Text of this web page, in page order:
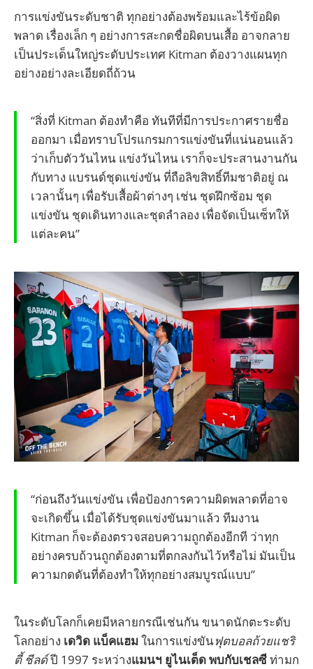
การแข่งขันระดับชาติ ทุกอย่างต้องพร้อมและไร้ข้อผิด
พลาด เรื่องเล็ก ๆ อย่างการสะกดชื่อผิดบนเสื้อ อาจกลาย
เป็นประเด็นใหญ่ระดับประเทศ Kitman ต้องวางแผนทุก
อย่างอย่างละเอียดถี่ถ้วน
“สิ่งที่ Kitman ต้องทำคือ ทันทีที่มีการประกาศรายชื่อ
ออกมา เมื่อทราบโปรแกรมการแข่งขันที่แน่นอนแล้ว
ว่าเก็บตัววันไหน แข่งวันไหน เราก็จะประสานงานกัน
กับทาง แบรนด์ชุดแข่งขัน ที่ถือลิขสิทธิ์ทีมชาติอยู่ ณ
เวลานั้นๆ เพื่อรับเสื้อผ้าต่างๆ เช่น ชุดฝึกซ้อม ชุด
แข่งขัน ชุดเดินทางและชุดลำลอง เพื่อจัดเป็นเซ็ทให้
แต่ละคน”
“ก่อนถึงวันแข่งขัน เพื่อป้องการความผิดพลาดที่อาจ
จะเกิดขึ้น เมื่อได้รับชุดแข่งขันมาแล้ว ทีมงาน
Kitman ก็จะต้องตรวจสอบความถูกต้องอีกที ว่าทุก
อย่างครบถ้วนถูกต้องตามที่ตกลงกันไว้หรือไม่ มันเป็น
ความกดดันที่ต้องทำให้ทุกอย่างสมบูรณ์แบบ”
ในระดับโลกก็เคยมีหลายกรณีเช่นกัน ขนาดนักตะระดับ
โลกอย่าง เดวิด แบ็คแฮมในการแข่งขันฟุตบอลถ้วยแชริ
ตี้ ชีลด์ปี 1997 ระหว่างแมนฯ ยูไนเต็ด พบกับเชลซีท่ามก